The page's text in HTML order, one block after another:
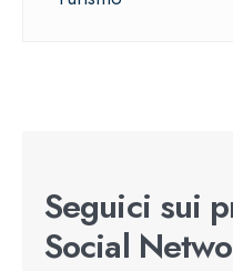
Seguici sui
Social